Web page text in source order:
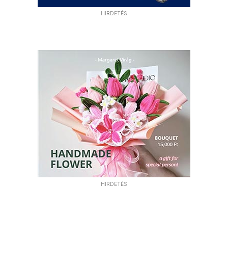
HIRDETÉS
HIRDETÉS